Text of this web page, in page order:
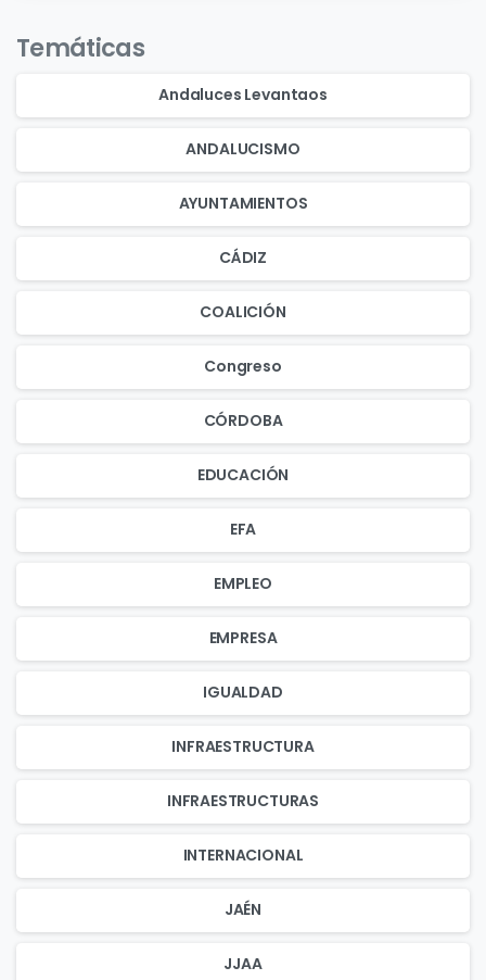
Temáticas
Andaluces Levantaos
ANDALUCISMO
AYUNTAMIENTOS
CÁDIZ
COALICIÓN
Congreso
CÓRDOBA
EDUCACIÓN
EFA
EMPLEO
EMPRESA
IGUALDAD
INFRAESTRUCTURA
INFRAESTRUCTURAS
INTERNACIONAL
JAÉN
JJAA